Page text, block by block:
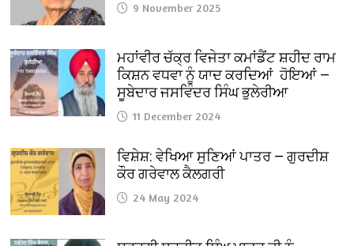
9 November 2025
ਮਹਾਂਵੀਰ ਚੱਕ੍ਰ ਵਿਜੇਤਾ ਕਮਾਂਡੈਂਟ ਸ਼ਹੀਦ ਰਾਮ
ਕਿਸ਼ਨ ਵਧਵਾ ਨੂੰ ਯਾਦ ਕਰਦਿਆਂ ਹੋਇਆਂ —
ਸੂਬੇਦਾਰ ਜਸਵਿੰਦਰ ਸਿੰਘ ਭੁਲੇਰੀਆ
11 December 2024
ਵਿਸ਼ੇਸ਼: ਵੇਖਿਆ ਸੁਣਿਆਂ ਪਾਤਰ — ਗੁਰਦੀਸ਼
ਕੌਰ ਗਰੇਵਾਲ ਕੈਲਗਰੀ
24 May 2024